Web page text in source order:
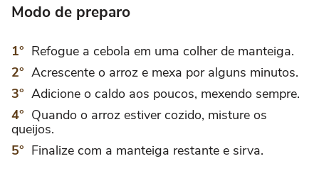
Modo de preparo
Refogue a cebola em uma colher de manteiga.
Acrescente o arroz e mexa por alguns minutos.
Adicione o caldo aos poucos, mexendo sempre.
Quando o arroz estiver cozido, misture os
queijos.
Finalize com a manteiga restante e sirva.